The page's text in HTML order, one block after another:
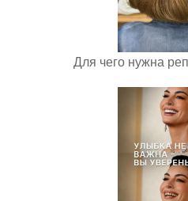
Для чего нужна